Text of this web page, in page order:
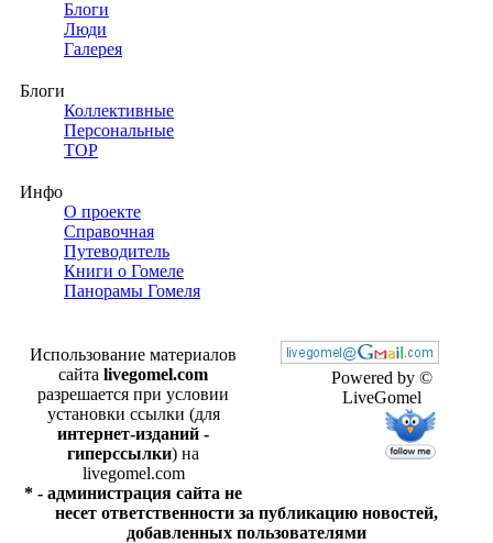
Блоги
Люди
Галерея
Блоги
Коллективные
Персональные
TOP
Инфо
О проекте
Справочная
Путеводитель
Книги о Гомеле
Панорамы Гомеля
Powered by ©
LiveGomel
Использование материалов
сайта livegomel.com
разрешается при условии
установки ссылки (для
интернет-изданий -
гиперссылки) на
livegomel.com
* - администрация сайта не
несет ответственности за публикацию новостей,
добавленных пользователями